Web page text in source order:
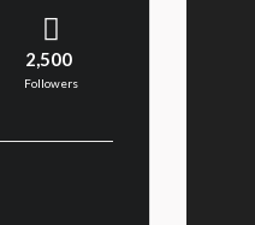
2,500
Followers